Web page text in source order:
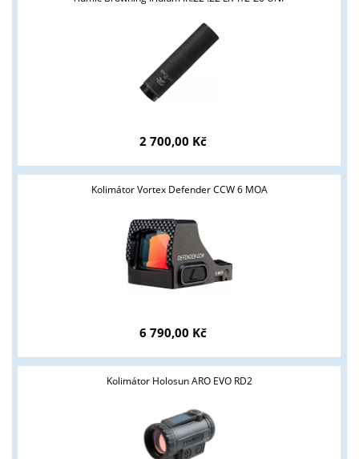
2 700,00 Kč
Kolimátor Vortex Defender CCW 6 MOA
6 790,00 Kč
Kolimátor Holosun ARO EVO RD2
Tyto stránky jsou určeny pouze odborné veřejnosti od 18 let a
podnikatelům v oblasti zbraně a střelivo. Splňujete tyto
podmínky?
ANO NE